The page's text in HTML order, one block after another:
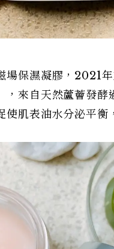
場保濕凝膠，2021
，來自天然蘆薈發
使肌表油水分泌平衡